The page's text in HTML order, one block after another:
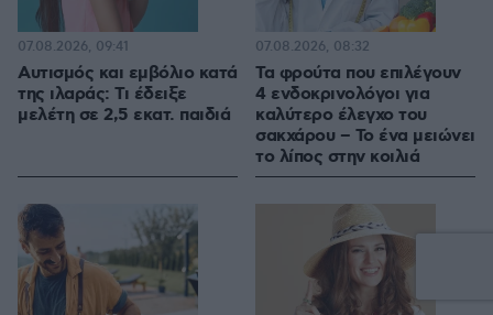
Αυτισμός και εμβόλιο κατά
της ιλαράς: Τι έδειξε
μελέτη σε 2,5 εκατ. παιδιά
07.08.2026, 09:41
Τα φρούτα που επιλέγουν
4 ενδοκρινολόγοι για
καλύτερο έλεγχο του
σακχάρου – Το ένα μειώνει
το λίπος στην κοιλιά
07.08.2026, 08:32